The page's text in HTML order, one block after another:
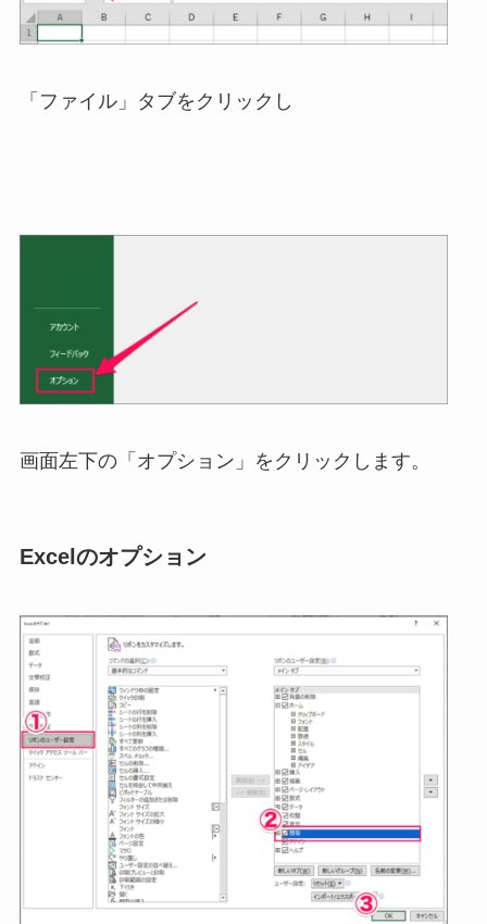
「ファイル」タブをクリックし
画面左下の「オプション」をクリックします。
Excelのオプション